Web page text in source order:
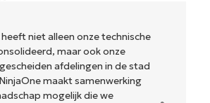
niet alleen onze technische
maar ook onze
afdelingen in de stad
maakt samenwerking
mogelijk die we